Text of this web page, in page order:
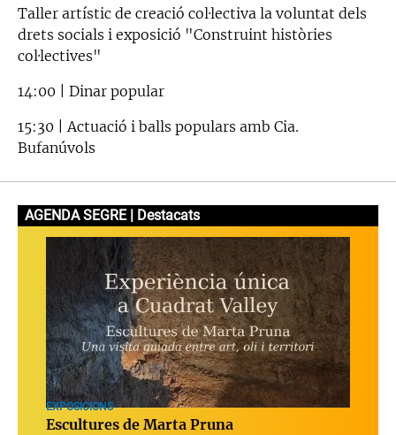
Taller artístic de creació col·lectiva la voluntat dels
drets socials i exposició "Construint històries
col·lectives"
14:00 | Dinar popular
15:30 | Actuació i balls populars amb Cia.
Bufanúvols
AGENDA SEGRE | Destacats
EXPOSICIONS
Escultures de Marta Pruna